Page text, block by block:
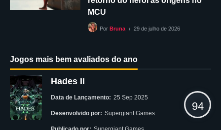
MCU
Por Bruna 29 de julho de 2026
Jogos mais bem avaliados do ano
Hades II
Data de Lançamento: 25 Sep 2025
Desenvolvido por: Supergiant Games
94